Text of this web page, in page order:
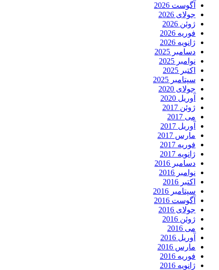
آگوست 2026
جولای 2026
ژوئن 2026
فوریه 2026
ژانویه 2026
دسامبر 2025
نوامبر 2025
اکتبر 2025
سپتامبر 2025
جولای 2020
آوریل 2020
ژوئن 2017
می 2017
آوریل 2017
مارس 2017
فوریه 2017
ژانویه 2017
دسامبر 2016
نوامبر 2016
اکتبر 2016
سپتامبر 2016
آگوست 2016
جولای 2016
ژوئن 2016
می 2016
آوریل 2016
مارس 2016
فوریه 2016
ژانویه 2016